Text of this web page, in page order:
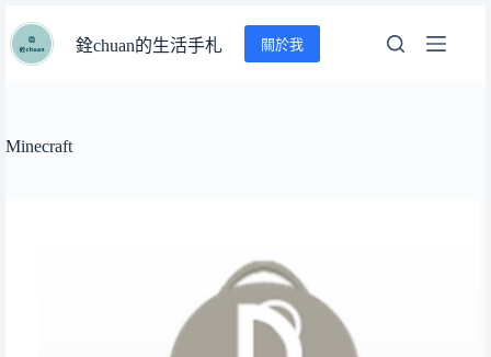
至
容
銓chuan的生活手札 關於我
Minecraft